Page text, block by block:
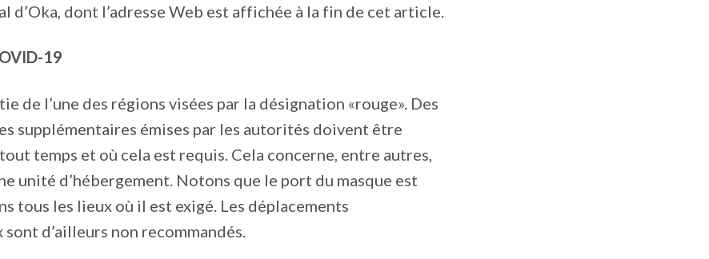
d’Oka, dont l’adresse Web est affichée à la fin de cet article.
19
de l’une des régions visées par la désignation «rouge». Des
supplémentaires émises par les autorités doivent être
temps et où cela est requis. Cela concerne, entre autres,
unité d’hébergement. Notons que le port du masque est
tous les lieux où il est exigé. Les déplacements
d’ailleurs non recommandés.